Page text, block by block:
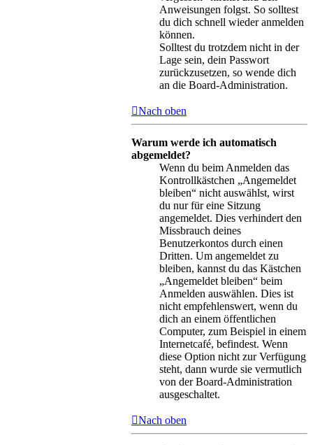
Anweisungen folgst. So solltest
du dich schnell wieder anmelden
können.
Solltest du trotzdem nicht in der
Lage sein, dein Passwort
zurückzusetzen, so wende dich
an die Board-Administration.
Nach oben
Warum werde ich automatisch
abgemeldet?
Wenn du beim Anmelden das
Kontrollkästchen „Angemeldet
bleiben“ nicht auswählst, wirst
du nur für eine Sitzung
angemeldet. Dies verhindert den
Missbrauch deines
Benutzerkontos durch einen
Dritten. Um angemeldet zu
bleiben, kannst du das Kästchen
„Angemeldet bleiben“ beim
Anmelden auswählen. Dies ist
nicht empfehlenswert, wenn du
dich an einem öffentlichen
Computer, zum Beispiel in einem
Internetcafé, befindest. Wenn
diese Option nicht zur Verfügung
steht, dann wurde sie vermutlich
von der Board-Administration
ausgeschaltet.
Nach oben